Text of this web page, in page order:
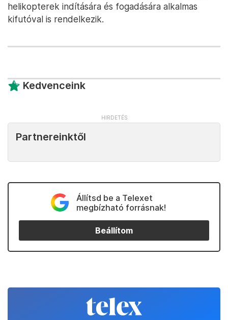
helikopterek indítására és fogadására alkalmas
kifutóval is rendelkezik.
Kedvenceink
Partnereinktől
Állítsd be a Telexet
megbízható forrásnak!
Beállítom